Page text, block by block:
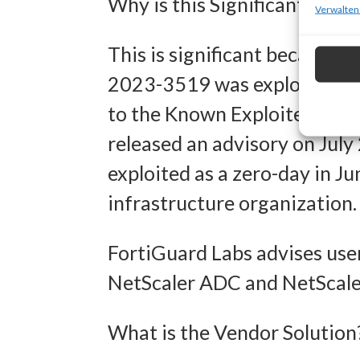
This is significant because
2023-3519 was exploited
to the Known Exploited
released an advisory on
exploited as a zero-day in
infrastructure organization.
FortiGuard Labs advises
NetScaler ADC and
What is the Vendor